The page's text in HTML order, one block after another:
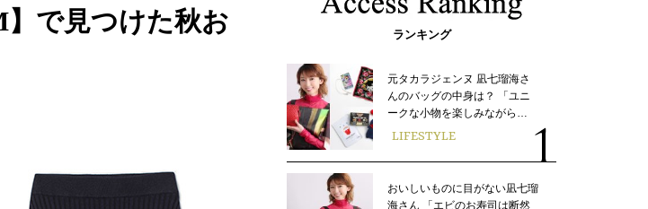
で見つけた秋お
ランキング
元タカラジェンヌ 凪七瑠海さ
んのバッグの中身は？ 「ユニ
ークな小物を楽しみながら…
LIFESTYLE
おいしいものに目がない凪七瑠
海さん 「エビのお寿司は断然